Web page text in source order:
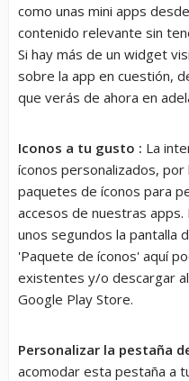
como unas mini apps
contenido relevante sin
Si hay más de un widget
sobre la app en cuestión,
que verás de ahora en
Iconos a tu gusto : La
íconos personalizados,
paquetes de íconos para
accesos de nuestras
unos segundos la pantalla
'Paquete de íconos' aquí
existentes y/o descargar
Google Play Store.
Personalizar la pestaña
acomodar esta pestaña a